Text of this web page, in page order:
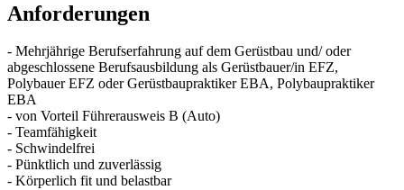
Anforderungen
- Mehrjährige Berufserfahrung auf dem Gerüstbau und/ oder
abgeschlossene Berufsausbildung als Gerüstbauer/in EFZ,
Polybauer EFZ oder Gerüstbaupraktiker EBA, Polybaupraktiker
EBA
- von Vorteil Führerausweis B (Auto)
- Teamfähigkeit
- Schwindelfrei
- Pünktlich und zuverlässig
- Körperlich fit und belastbar